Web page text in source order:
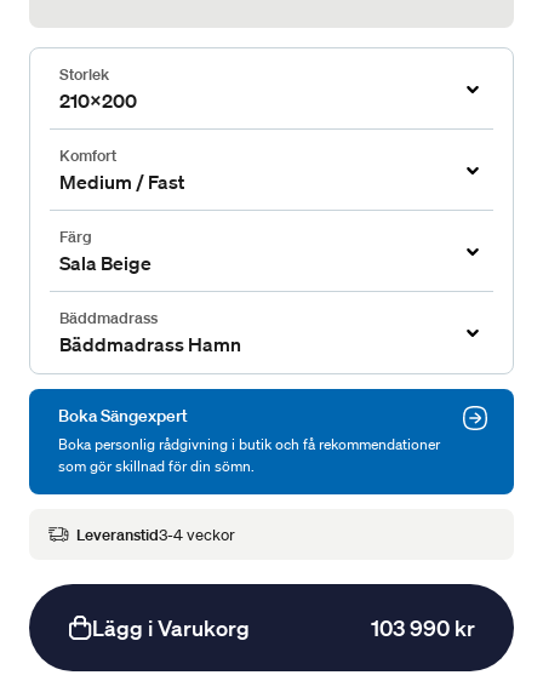
Storlek
210x200
Komfort
Medium / Fast
Färg
Sala Beige
Bäddmadrass
Bäddmadrass Hamn
Boka Sängexpert
Boka personlig rådgivning i butik och få rekommendationer
som gör skillnad för din sömn.
Leveranstid3-4 veckor
Lägg i Varukorg 103 990 kr